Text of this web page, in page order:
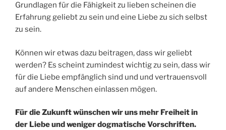
Grundlagen für die Fähigkeit zu lieben scheinen die
Erfahrung geliebt zu sein und eine Liebe zu sich selbst
zu sein.
Können wir etwas dazu beitragen, dass wir geliebt
werden? Es scheint zumindest wichtig zu sein, dass wir
für die Liebe empfänglich sind und und vertrauensvoll
auf andere Menschen einlassen mögen.
Für die Zukunft wünschen wir uns mehr Freiheit in
der Liebe und weniger dogmatische Vorschriften.